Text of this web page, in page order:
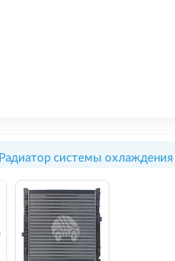
Радиатор системы охлаждения